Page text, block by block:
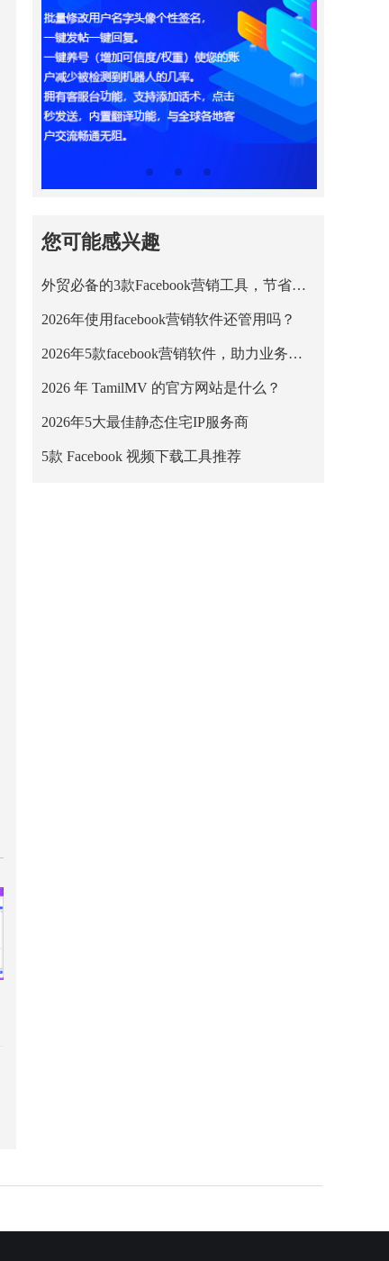
您可能感兴趣
外贸必备的3款Facebook营销工具，节省营销成本！
2026年使用facebook营销软件还管用吗？
2026年5款facebook营销软件，助力业务平稳运行！
2026 年 TamilMV 的官方网站是什么？
2026年5大最佳静态住宅IP服务商
5款 Facebook 视频下载工具推荐